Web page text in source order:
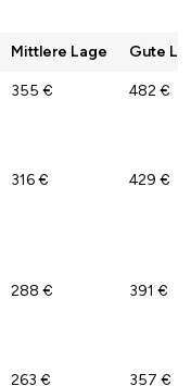
Mittlere Lage Gute
355 € 482 €
316 € 429 €
288 € 391 €
263 € 357 €